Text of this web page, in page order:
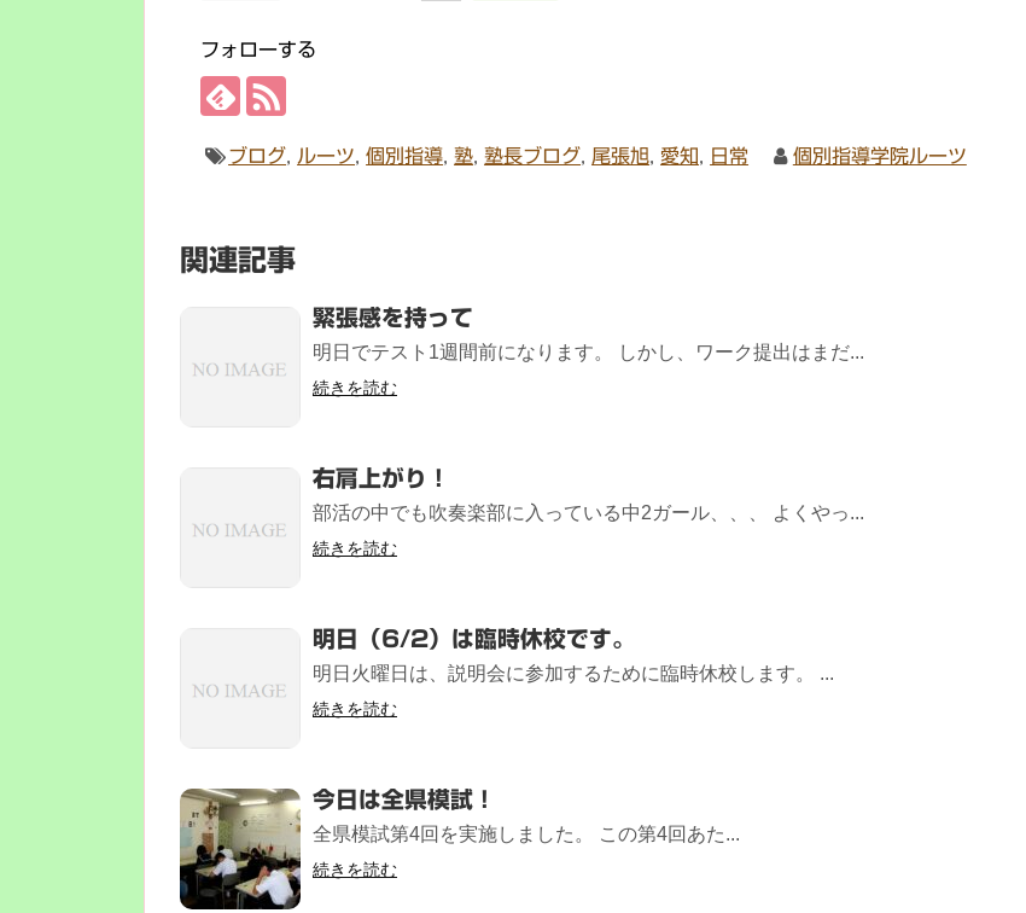
フォローする
ブログ ルーツ ,個別指導 ,塾 ,塾長ブログ 尾張旭 愛知 日常 個別指導学院ルーツ
関連記事
緊張感を持って
明日でテスト1週間前になります。 しかし、ワーク提出はまだ...
続きを読む
右肩上がり！
部活の中でも吹奏楽部に入っている中2ガール、、、 よくやっ...
続きを読む
明日（6/2）は臨時休校です。
明日火曜日は、説明会に参加するために臨時休校します。 ...
続きを読む
今日は全県模試！
全県模試第4回を実施しました。 この第4回あた...
続きを読む